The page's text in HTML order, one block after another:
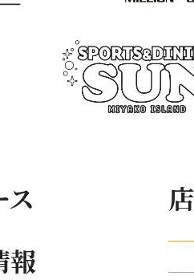
ス
報